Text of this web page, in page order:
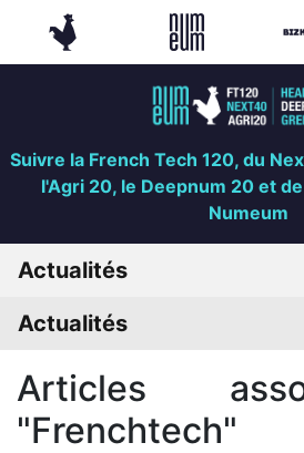
Suivre la French Tech 120, du
l'Agri 20, le Deepnum 20 et
Numeum
Actualités
Actualités
Articles
"Frenchtech"